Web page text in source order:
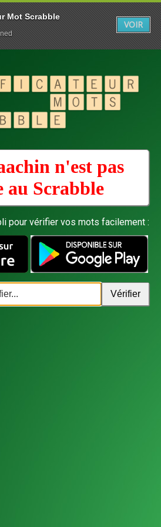
n'est pas
au Scrabble
pour vérifier vos mots facilement :
Mot Scrabble
VOIR